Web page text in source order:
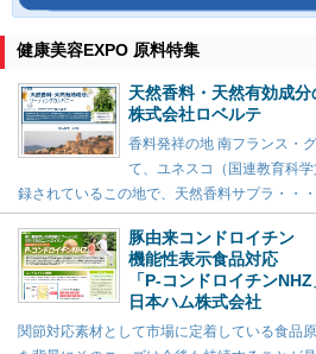
健康美容EXPO 原料特集
天然香料・天然有効成
株式会社ロベルテ
香料発祥の地 南フランス・
て、ユネスコ（国連教育科
録されているこの地で、天然香料サプラ・・・
豚由来コンドロイチン
機能性表示食品対応
「P-コンドロイチンNHZ
日本ハム株式会社
関節対応素材として市場に定着している食品